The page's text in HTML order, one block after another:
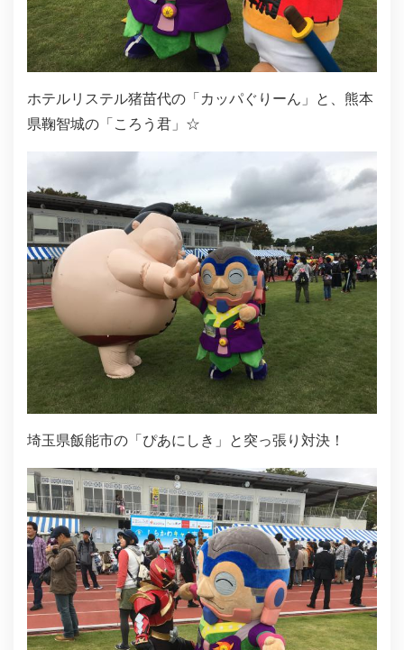
ホテルリステル猪苗代の「カッパぐりーん」と、熊本
県鞠智城の「ころう君」☆
埼玉県飯能市の「ぴあにしき」と突っ張り対決！